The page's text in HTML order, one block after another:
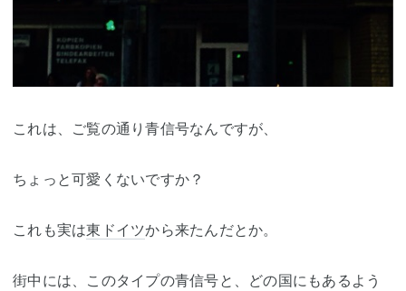
これは、ご覧の通り青信号なんですが、
ちょっと可愛くないですか？
これも実は東ドイツから来たんだとか。
街中には、このタイプの青信号と、どの国にもあるよう